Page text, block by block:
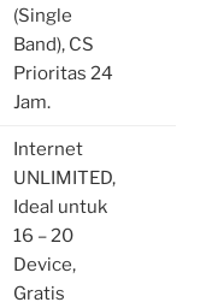
(Single
Band), CS
Prioritas 24
Jam.
Internet
UNLIMITED,
Ideal untuk
16 – 20
Device,
Gratis